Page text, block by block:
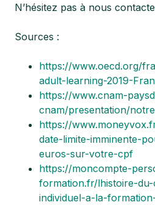
N’hésitez pas à nous
Sources :
https://www.oecd.org/
adult-learning-2019-
https://www.cnam-
cnam/presentation/
https://
date-limite-imminente-
euros-sur-votre-cpf
https://moncompte-
formation.fr/lhistoire-
individuel-a-la-